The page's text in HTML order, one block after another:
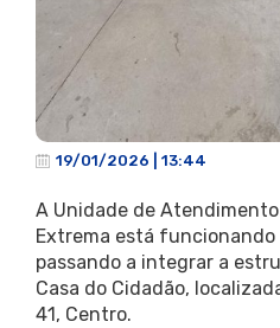
19/01/2026 | 13:44
A Unidade de
Extrema está funcionando
passando a integrar a
Casa do Cidadão,
41, Centro.